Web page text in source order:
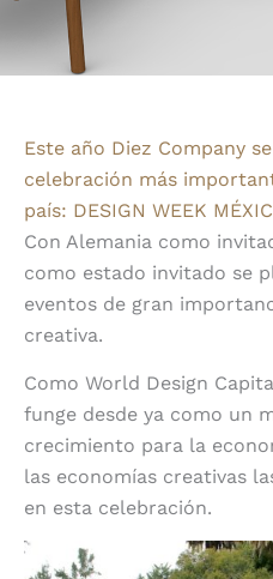
Este año Diez Company
celebración más
país: DESIGN WEEK
Con Alemania como
como estado invitado se
eventos de gran
creativa.
Como World Design
funge desde ya como un
crecimiento para la
las economías creativas
en esta celebración.